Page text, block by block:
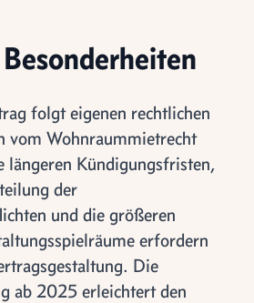
folgt eigenen rechtlichen
vom Wohnraummietrecht
längeren Kündigungsfristen,
der
und die größeren
erfordern
Die
ab 2025 erleichtert den